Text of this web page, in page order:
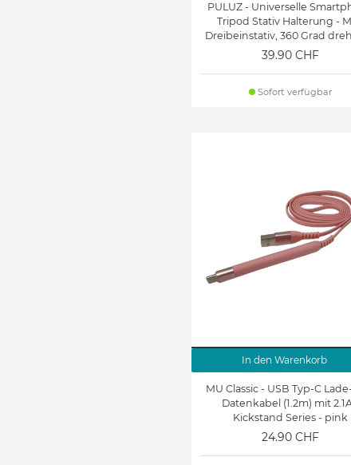
PULUZ - Universelle
Tripod Stativ Halterung -
Dreibeinstativ, 360 Grad
schwarz
39.90 CHF
Sofort verfügbar
In den Warenkorb
MU Classic - USB Typ-C
Datenkabel (1.2m) mit
Kickstand Series - pink
24.90 CHF